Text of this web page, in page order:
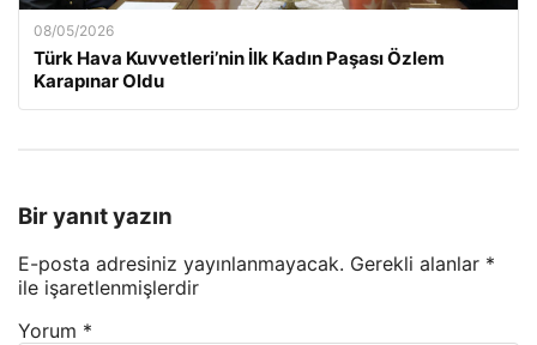
08/05/2026
Türk Hava Kuvvetleri’nin İlk Kadın Paşası Özlem
Karapınar Oldu
Bir yanıt yazın
E-posta adresiniz yayınlanmayacak. Gerekli alanlar *
ile işaretlenmişlerdir
Yorum *